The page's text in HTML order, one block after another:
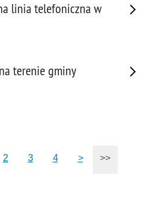
linia telefoniczna w
terenie gminy
2 3 4 > >>